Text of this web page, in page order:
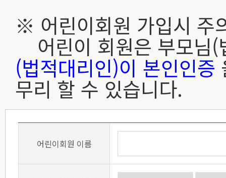
약관을 변경할 수 있으
또는 통지함으로써 효
제3조(약관 이외의 준칙)
이 약관에 명시되지 않은
신사업법, 기타 관련법
※ 어린이회원 가입시 주
어린이 회원은 부모님
(법적대리인)이 본인인증
무리 할 수 있습니다.
어린이회원 이름